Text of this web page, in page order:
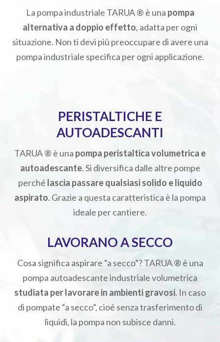
La pompa industriale TARUA ® è una pompa
alternativa a doppio effetto, adatta per ogni
situazione. Non ti devi più preoccupare di avere una
pompa industriale specifica per ogni applicazione.
PERISTALTICHE E
AUTOADESCANTI
TARUA ® è una pompa peristaltica volumetrica e
autoadescante. Si diversifica dalle altre pompe
perché lascia passare qualsiasi solido e liquido
aspirato. Grazie a questa caratteristica è la pompa
ideale per cantiere.
LAVORANO A SECCO
Cosa significa aspirare “a secco”? TARUA ® è una
pompa autoadescante industriale volumetrica
studiata per lavorare in ambienti gravosi. In caso
di pompate “a secco”, cioé senza trasferimento di
liquidi, la pompa non subisce danni.